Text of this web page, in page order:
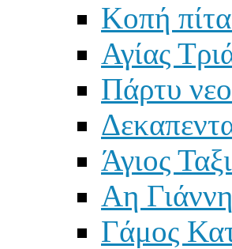
Κοπή
Αγίας
Πάρτυ
Άγιος
Αη
Γάμος